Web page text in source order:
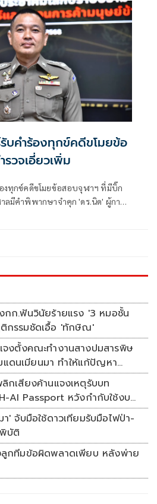
รับคำร้องทุกข์คดีขโมยข้อ
วจเอี่ยวเพิ่ม
งทุกข์คดีขโมยข้อสอบจุฬาฯ ที่มีบิ๊ก
าลมีคำพิพากษาจำคุก 'ดร.นิด' ผู้การ
ก.ฟันวินัยร้ายแรง '3 หมอชั้น
กรรมชัดเอื้อ 'ทักษิณ'
งตั้งคณะทำงานสางปมสารพิษ
แดนเมียนมา ทำให้แก้ปัญหา
กเสียงค้านแจงเหตุรับบท
AI Passport หวังกำกับใช้งบ
ดเด่นคนไทยได้ใช้ AI ระดับโปร
ทางเทคโนโลยี เซฟงบไป
เชื่อหากใช้เต็มที่เอกชนขาดทุน
า' จับมือใช้ดาวเทียมรับมือไฟป่า-
บัติ
กทีมข้อผิดพลาดเพียบ หลังพ่าย